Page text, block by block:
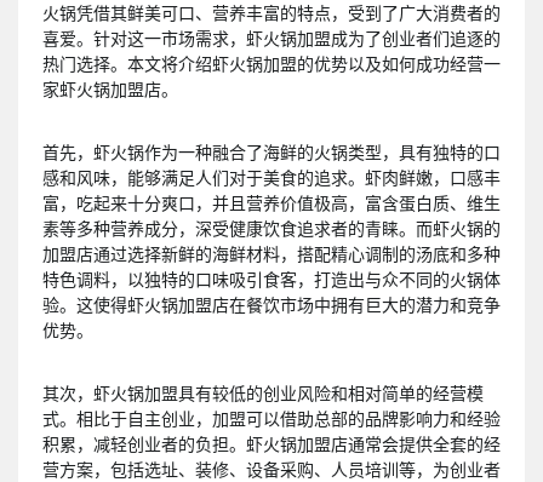
火锅凭借其鲜美可口、营养丰富的特点，受到了广大消费者的
喜爱。针对这一市场需求，虾火锅加盟成为了创业者们追逐的
热门选择。本文将介绍虾火锅加盟的优势以及如何成功经营一
家虾火锅加盟店。
首先，虾火锅作为一种融合了海鲜的火锅类型，具有独特的口
感和风味，能够满足人们对于美食的追求。虾肉鲜嫩，口感丰
富，吃起来十分爽口，并且营养价值极高，富含蛋白质、维生
素等多种营养成分，深受健康饮食追求者的青睐。而虾火锅的
加盟店通过选择新鲜的海鲜材料，搭配精心调制的汤底和多种
特色调料，以独特的口味吸引食客，打造出与众不同的火锅体
验。这使得虾火锅加盟店在餐饮市场中拥有巨大的潜力和竞争
优势。
其次，虾火锅加盟具有较低的创业风险和相对简单的经营模
式。相比于自主创业，加盟可以借助总部的品牌影响力和经验
积累，减轻创业者的负担。虾火锅加盟店通常会提供全套的经
营方案，包括选址、装修、设备采购、人员培训等，为创业者